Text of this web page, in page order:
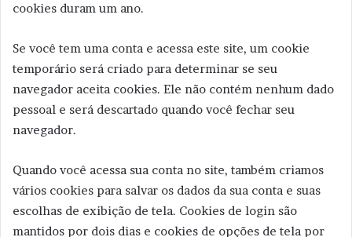
cookies duram um ano.
Se você tem uma conta e acessa este site, um cookie
temporário será criado para determinar se seu
navegador aceita cookies. Ele não contém nenhum dado
pessoal e será descartado quando você fechar seu
navegador.
Quando você acessa sua conta no site, também criamos
vários cookies para salvar os dados da sua conta e suas
escolhas de exibição de tela. Cookies de login são
mantidos por dois dias e cookies de opções de tela por